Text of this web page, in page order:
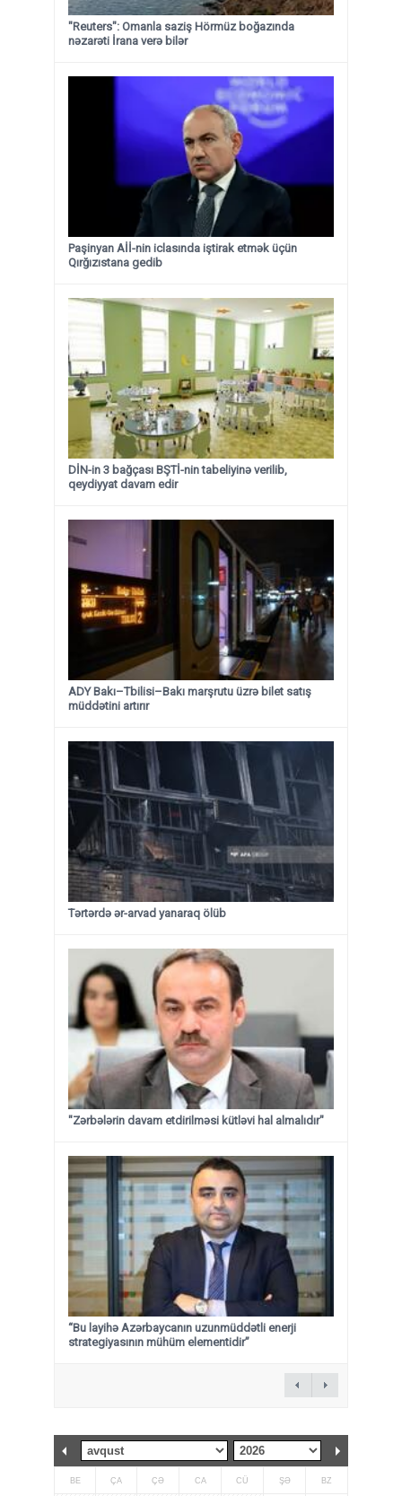
"Reuters": Omanla saziş Hörmüz boğazında
nəzarəti İrana verə bilər
Paşinyan Aİİ-nin iclasında iştirak etmək üçün
Qırğızıstana gedib
DİN-in 3 bağçası BŞTİ-nin tabeliyinə verilib,
qeydiyyat davam edir
ADY Bakı–Tbilisi–Bakı marşrutu üzrə bilet satış
müddətini artırır
Tərtərdə ər-arvad yanaraq ölüb
"Zərbələrin davam etdirilməsi kütləvi hal almalıdır"
“Bu layihə Azərbaycanın uzunmüddətli enerji
strategiyasının mühüm elementidir”
BE ÇA ÇƏ CA CÜ ŞƏ BZ